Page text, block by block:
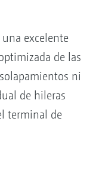
excelente
de las
ni
de hileras
terminal de